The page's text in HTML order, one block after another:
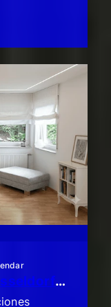
Piso en propiedad en Düsseldorf-Unterbach: ¡Elegante piso de 2 habitaciones con un gran balcón!